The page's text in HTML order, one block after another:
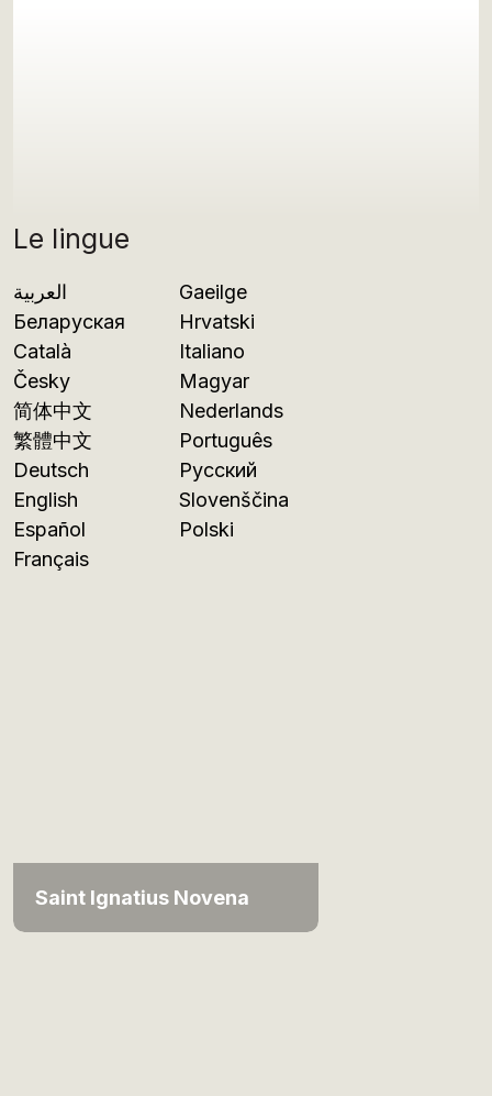
Le lingue
العربية
Беларуская
Català
Česky
简体中文
繁體中文
Deutsch
English
Español
Français
Gaeilge
Hrvatski
Italiano
Magyar
Nederlands
Português
Русский
Slovenščina
Polski
Saint Ignatius Novena